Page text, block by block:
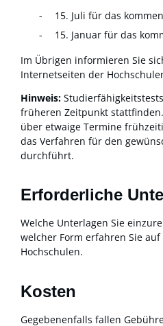
15. Juli für das
15. Januar für das
Im Übrigen informieren Sie
Internetseiten der
Hinweis:
früheren Zeitpunkt
über etwaige Termine
das Verfahren für den
durchführt.
Erforderliche
Welche Unterlagen Sie
welcher Form erfahren Sie
Hochschulen.
Kosten
Gegebenenfalls fallen